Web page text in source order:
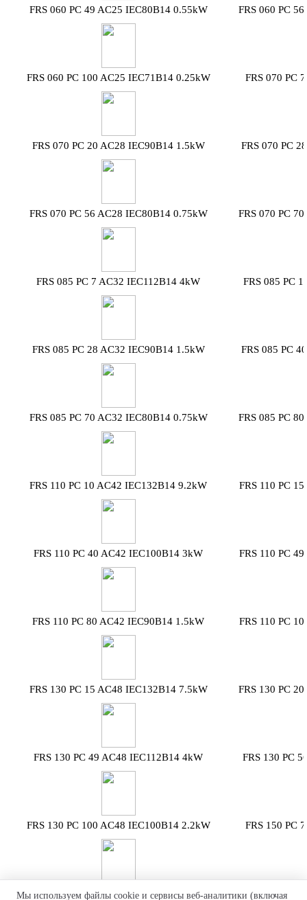
FRS 060 PC 49 AC25 IEC80B14 0.55kW FRS 060 PC
FRS 060 PC 100 AC25 IEC71B14 0.25kW FRS 070 PC
FRS 070 PC 20 AC28 IEC90B14 1.5kW FRS 070 PC
FRS 070 PC 56 AC28 IEC80B14 0.75kW FRS 070 PC
FRS 085 PC 7 AC32 IEC112B14 4kW FRS 085 PC
FRS 085 PC 28 AC32 IEC90B14 1.5kW FRS 085 PC
FRS 085 PC 70 AC32 IEC80B14 0.75kW FRS 085 PC
FRS 110 PC 10 AC42 IEC132B14 9.2kW FRS 110 PC
FRS 110 PC 40 AC42 IEC100B14 3kW FRS 110 PC
FRS 110 PC 80 AC42 IEC90B14 1.5kW FRS 110 PC
FRS 130 PC 15 AC48 IEC132B14 7.5kW FRS 130 PC
FRS 130 PC 49 AC48 IEC112B14 4kW FRS 130 PC
FRS 130 PC 100 AC48 IEC100B14 2.2kW FRS 150 PC
FRS 150 PC 20 AC55 IEC160B5 11kW FRS 150 PC
Мы используем файлы cookie и сервисы веб-аналитики (включая